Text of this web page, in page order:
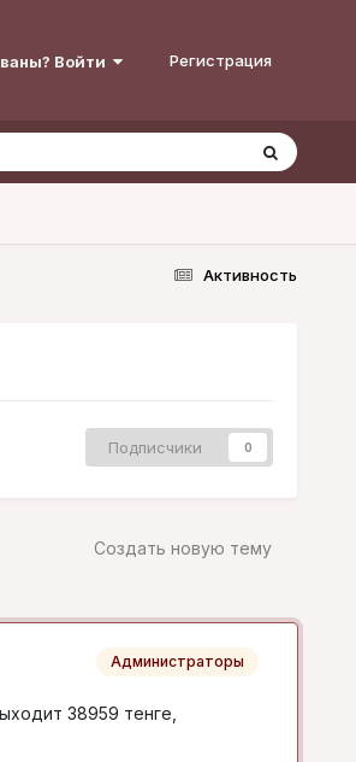
Войти Регистрация
Активность
Подписчики 0
Создать новую тему
Администраторы
38959 тенге,